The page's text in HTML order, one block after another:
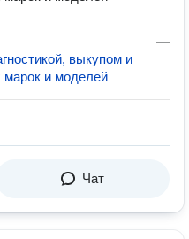
—
выкупом и
марок и моделей
Чат